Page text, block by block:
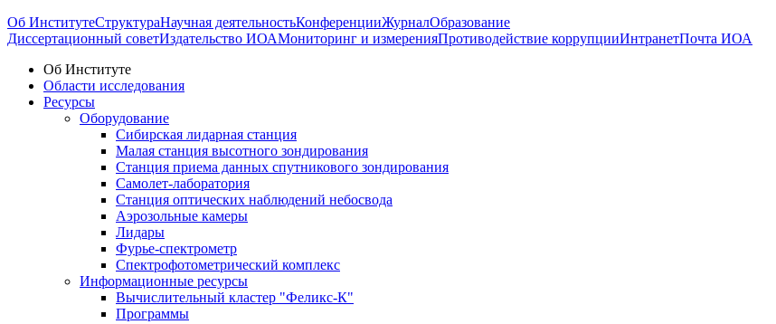
Об ИнститутеСтруктураНаучная деятельностьКонференцииЖурналОбразование
Диссертационный советИздательство ИОАМониторинг и измеренияПротиводействие коррупцииИнтранетПочта ИОА
Об Институте
Области исследования
Ресурсы
Оборудование
Сибирская лидарная станция
Малая станция высотного зондирования
Станция приема данных спутникового зондирования
Самолет-лаборатория
Станция оптических наблюдений небосвода
Аэрозольные камеры
Лидары
Фурье-спектрометр
Спектрофотометрический комплекс
Информационные ресурсы
Вычислительный кластер "Феликс-К"
Программы